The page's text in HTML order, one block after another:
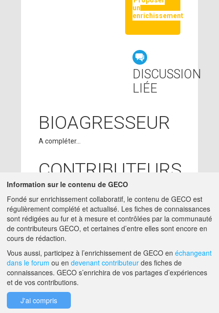
un
enrichissement
DISCUSSION
LIÉE
BIOAGRESSEUR
A compléter...
CONTRIBUTEURS
SUZANNE
BLOCAILLE- ACTA
charge-etude -
SUZANNE.BLOCAILLE@ACTA.ASSO.FR
A PROPOS DE GECO AIDE
F.A.Q.
Information sur le contenu de GECO
Fondé sur enrichissement collaboratif, le contenu de GECO est
régulièrement complété et actualisé. Les fiches de connaissances
sont rédigées au fur et à mesure et contrôlées par la communauté
de contributeurs GECO, et certaines d’entre elles sont encore en
cours de rédaction.
Vous aussi, participez à l’enrichissement de GECO en échangeant
dans le forum ou en devenant contributeur des fiches de
connaissances. GECO s’enrichira de vos partages d’expériences
et de vos contributions.
J'ai compris